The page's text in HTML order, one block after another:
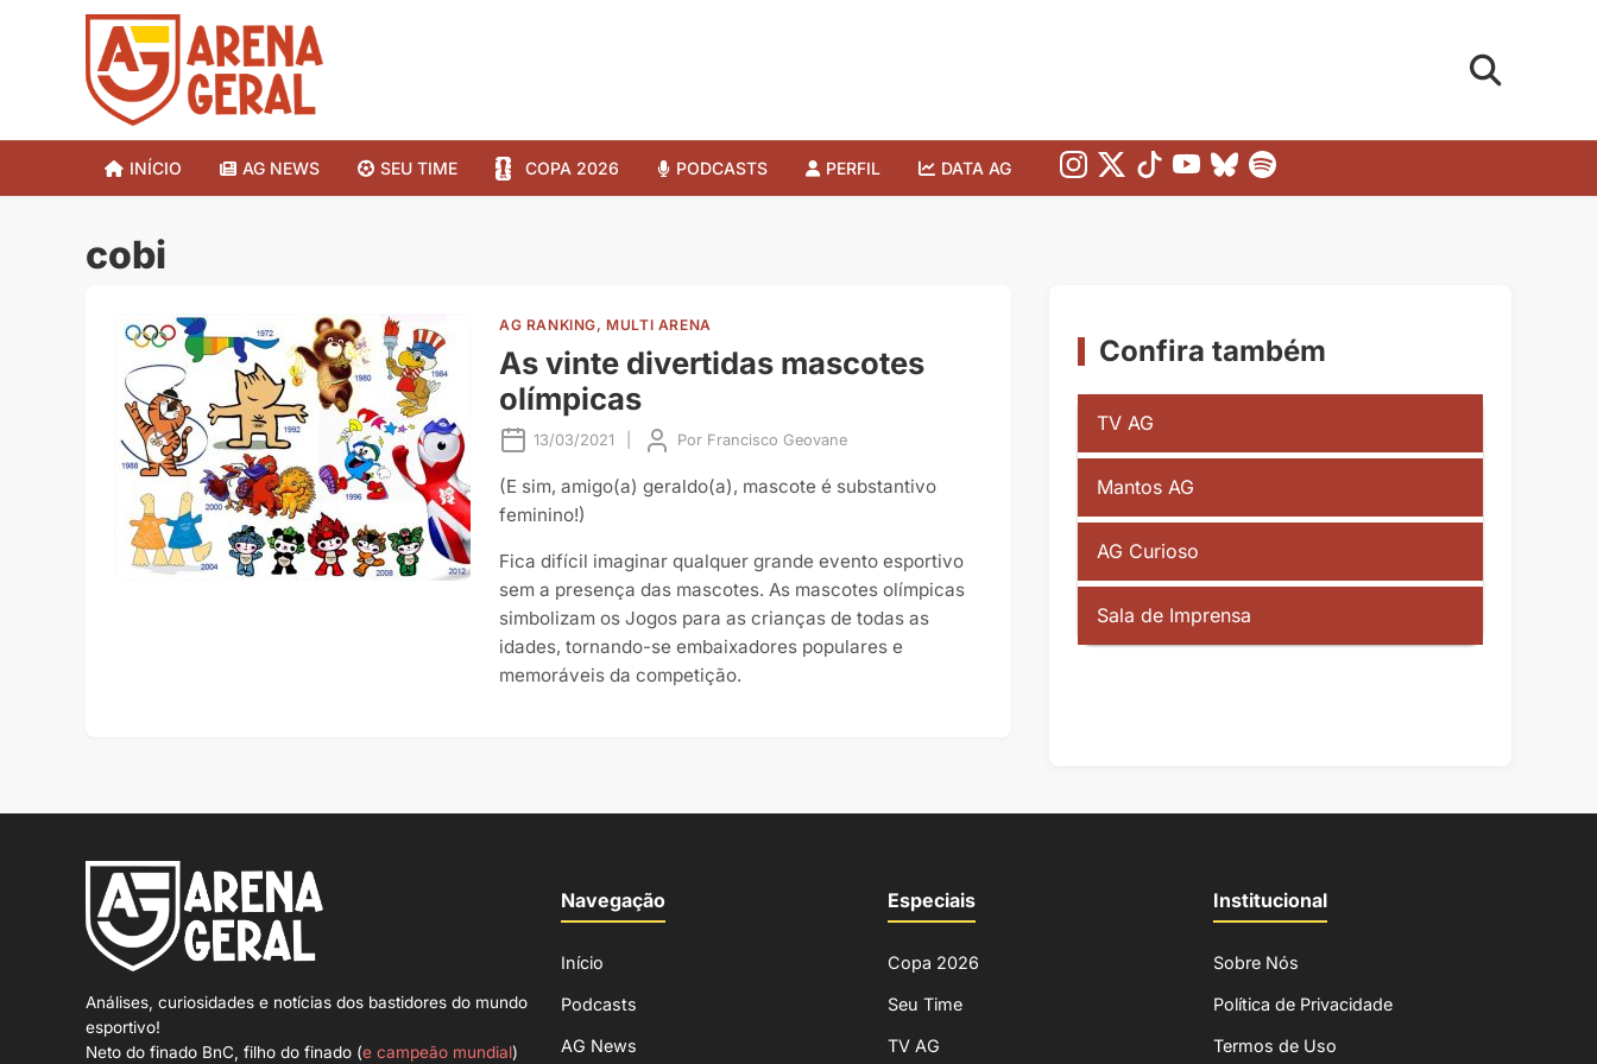
INÍCIO AG NEWS SEU TIME COPA 2026 PODCASTS PERFIL DATA AG
cobi
AG RANKING, MULTI ARENA
As vinte divertidas mascotes
olímpicas
13/03/2021 Por Francisco Geovane
(E sim, amigo(a) geraldo(a), mascote é substantivo
feminino!)
Fica difícil imaginar qualquer grande evento esportivo
sem a presença das mascotes. As mascotes olímpicas
simbolizam os Jogos para as crianças de todas as
idades, tornando-se embaixadores populares e
memoráveis da competição.
Confira também
TV AG
Mantos AG
AG Curioso
Sala de Imprensa
Análises, curiosidades e notícias dos bastidores do mundo
esportivo!
Neto do finado BnC, filho do finado (e campeão mundial)
Navegação
Início
Podcasts
AG News
Especiais
Copa 2026
Seu Time
TV AG
Institucional
Sobre Nós
Política de Privacidade
Termos de Uso